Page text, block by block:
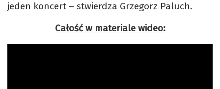
jeden koncert – stwierdza Grzegorz Paluch.
Całość w materiale wideo: